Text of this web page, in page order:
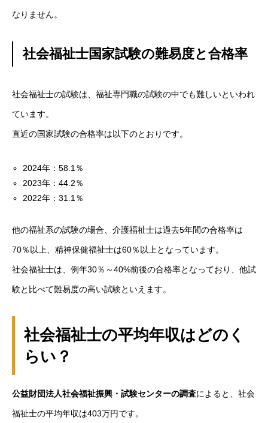
HOME
会社を知る
仕事を知る
採用を知る
なりません。
社会福祉士国家試験の難易度と合格率
社会福祉士の試験は、福祉専門職の試験の中でも難しいといわれ
ています。
直近の国家試験の合格率は以下のとおりです。
2024年：58.1％
2023年：44.2％
2022年：31.1％
他の福祉系の試験の場合、介護福祉士は過去5年間の合格率は
70％以上、精神保健福祉士は60％以上となっています。
社会福祉士は、例年30％～40%前後の合格率となっており、他試
験と比べて難易度の高い試験といえます。
社会福祉士の平均年収はどのく
らい？
公益財団法人社会福祉振興・試験センターの調査によると、社会
福祉士の平均年収は403万円です。